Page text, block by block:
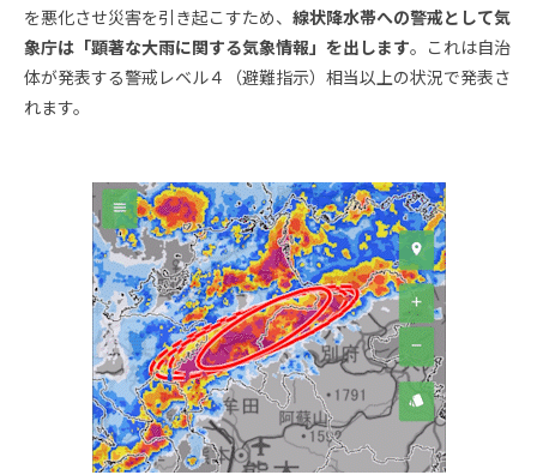
を悪化させ災害を引き起こすため、 線状降水帯への警戒として気
象庁は「顕著な大雨に関する気象情報」を出します。これは自治
体が発表する警戒レベル４（避難指示）相当以上の状況で発表さ
れます。